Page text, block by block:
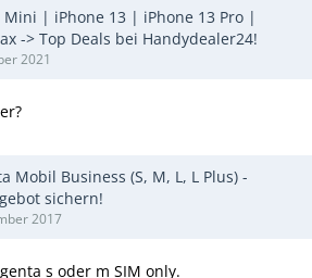
Mini | iPhone 13 | iPhone 13 Pro |
-> Top Deals bei Handydealer24!
2021
Mobil Business (S, M, L, L Plus) -
sichern!
2017
s oder m SIM only.